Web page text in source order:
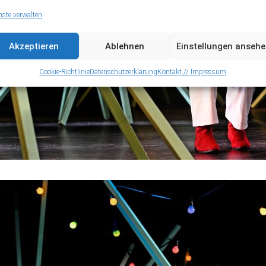
verwalten
Akzeptieren Ablehnen Einstellungen
Cookie-RichtlinieDatenschutzerklärung Kontakt // Impressum